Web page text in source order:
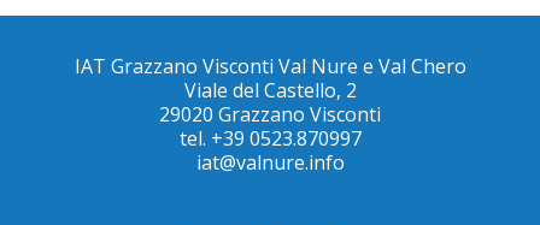
IAT Grazzano Visconti Val Nure e Val Chero
Viale del Castello, 2
29020 Grazzano Visconti
tel. +39 0523.870997
iat@valnure.info